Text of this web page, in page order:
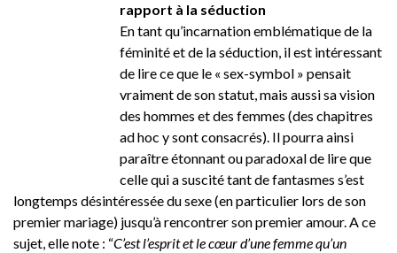
rapport à la séduction
En tant qu’incarnation emblématique de la
féminité et de la séduction, il est intéressant
de lire ce que le « sex-symbol » pensait
vraiment de son statut, mais aussi sa vision
des hommes et des femmes (des chapitres
ad hoc y sont consacrés). Il pourra ainsi
paraître étonnant ou paradoxal de lire que
celle qui a suscité tant de fantasmes s’est
longtemps désintéressée du sexe (en particulier lors de son
premier mariage) jusqu’à rencontrer son premier amour. A ce
sujet, elle note : “C’est l’esprit et le cœur d’une femme qu’un